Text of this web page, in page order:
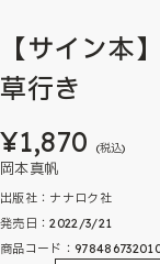
【サイン本
草行き
¥1,870 (税込)
岡本真帆
出版社：ナナロク社
発売日：2022/3/21
商品コード：